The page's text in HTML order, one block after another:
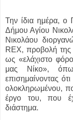
Την ίδια ημέρα, ο
Δήμου Αγίου
Νικολάου
REX, προβολή της
ως «ελάχιστο
μας Νίκο»,
επισημαίνοντας
ολοκληρωμένου,
έργο του, που
διάστημα.